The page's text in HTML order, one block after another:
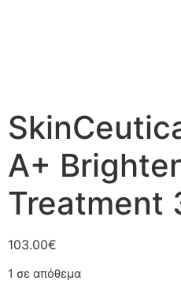
A+
Treatment
103.00€
1 σε απόθεμα